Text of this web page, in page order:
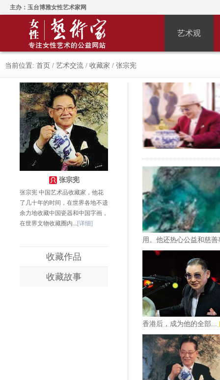
主办：玉台博雅女性艺术家网
艺术观
当前位置: 首页 / 艺术交流 / 收藏家 / 张宗宪
张宗宪
张宗宪 中国艺术品收藏家，他花
了几十年的时间，在世界各地不遗
余力地收藏中国瓷器和中国字画，
在世界文物收藏圈内... [详细]
收藏作品
收藏故事
用。他还热心公益和慈
香港后，成为他的全部...